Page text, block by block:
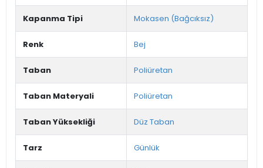
Kapanma Tipi Mokasen (Bağcıksız)
Renk Bej
Taban Poliüretan
Taban Materyali Poliüretan
Taban Yüksekliği Düz Taban
Tarz Günlük